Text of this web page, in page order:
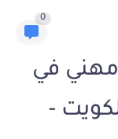
0
في
-